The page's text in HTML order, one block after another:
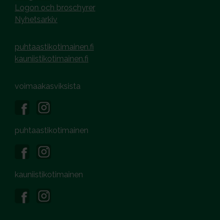
Logon och broschyrer
Nyhetsarkiv
puhtaastikotimainen.fi
kauniistikotimainen.fi
voimaakasviksista
puhtaastikotimainen
kauniistikotimainen